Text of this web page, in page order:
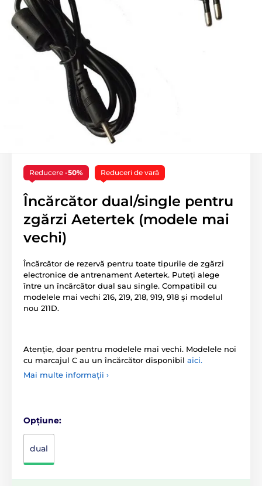
Reducere -50% Reduceri de vară
Încărcător dual/single pentru
zgărzi Aetertek (modele mai
vechi)
Încărcător de rezervă pentru toate tipurile de zgărzi
electronice de antrenament Aetertek. Puteți alege
între un încărcător dual sau single. Compatibil cu
modelele mai vechi 216, 219, 218, 919, 918 și modelul
nou 211D.
Atenție, doar pentru modelele mai vechi. Modelele noi
cu marcajul C au un încărcător disponibil aici.
Mai multe informații ›
Opțiune:
dual